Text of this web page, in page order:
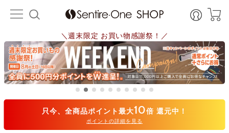
＼週末限定 お買い物感謝祭！／
只今、全商品ポイント最大10倍 還元中！
ポイントの詳細を見る